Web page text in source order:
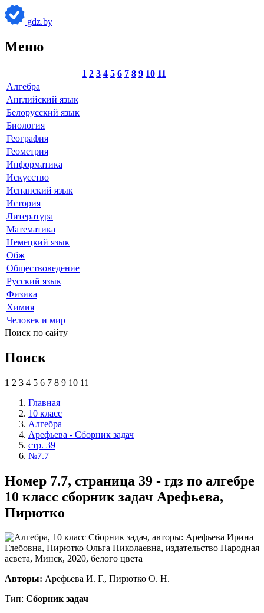
gdz.by
Меню
1 2 3 4 5 6 7 8 9 10 11
Алгебра
Английский язык
Белорусский язык
Биология
География
Геометрия
Информатика
Искусство
Испанский язык
История
Литература
Математика
Немецкий язык
Обж
Обществоведение
Русский язык
Физика
Химия
Человек и мир
Поиск по сайту
Поиск
1 2 3 4 5 6 7 8 9 10 11
Главная
10 класс
Алгебра
Арефьева - Сборник задач
стр. 39
№7.7
Номер 7.7, страница 39 - гдз по алгебре
10 класс сборник задач Арефьева,
Пирютко
Авторы: Арефьева И. Г., Пирютко О. Н.
Тип: Сборник задач